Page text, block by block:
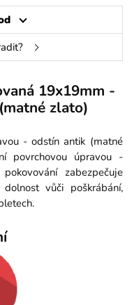
19x19mm -
zlato)
- odstín antik (matné
povrchovou úpravou -
zabezpečuje
vůči poškrábání,